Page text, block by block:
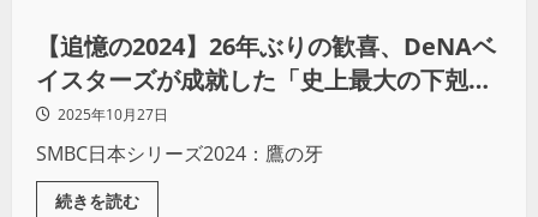
【追憶の2024】26年ぶりの歓喜、DeNAベ
イスターズが成就した「史上最大の下剋
上」2025年10月27日
SMBC日本シリーズ2024：鷹の牙
続きを読む